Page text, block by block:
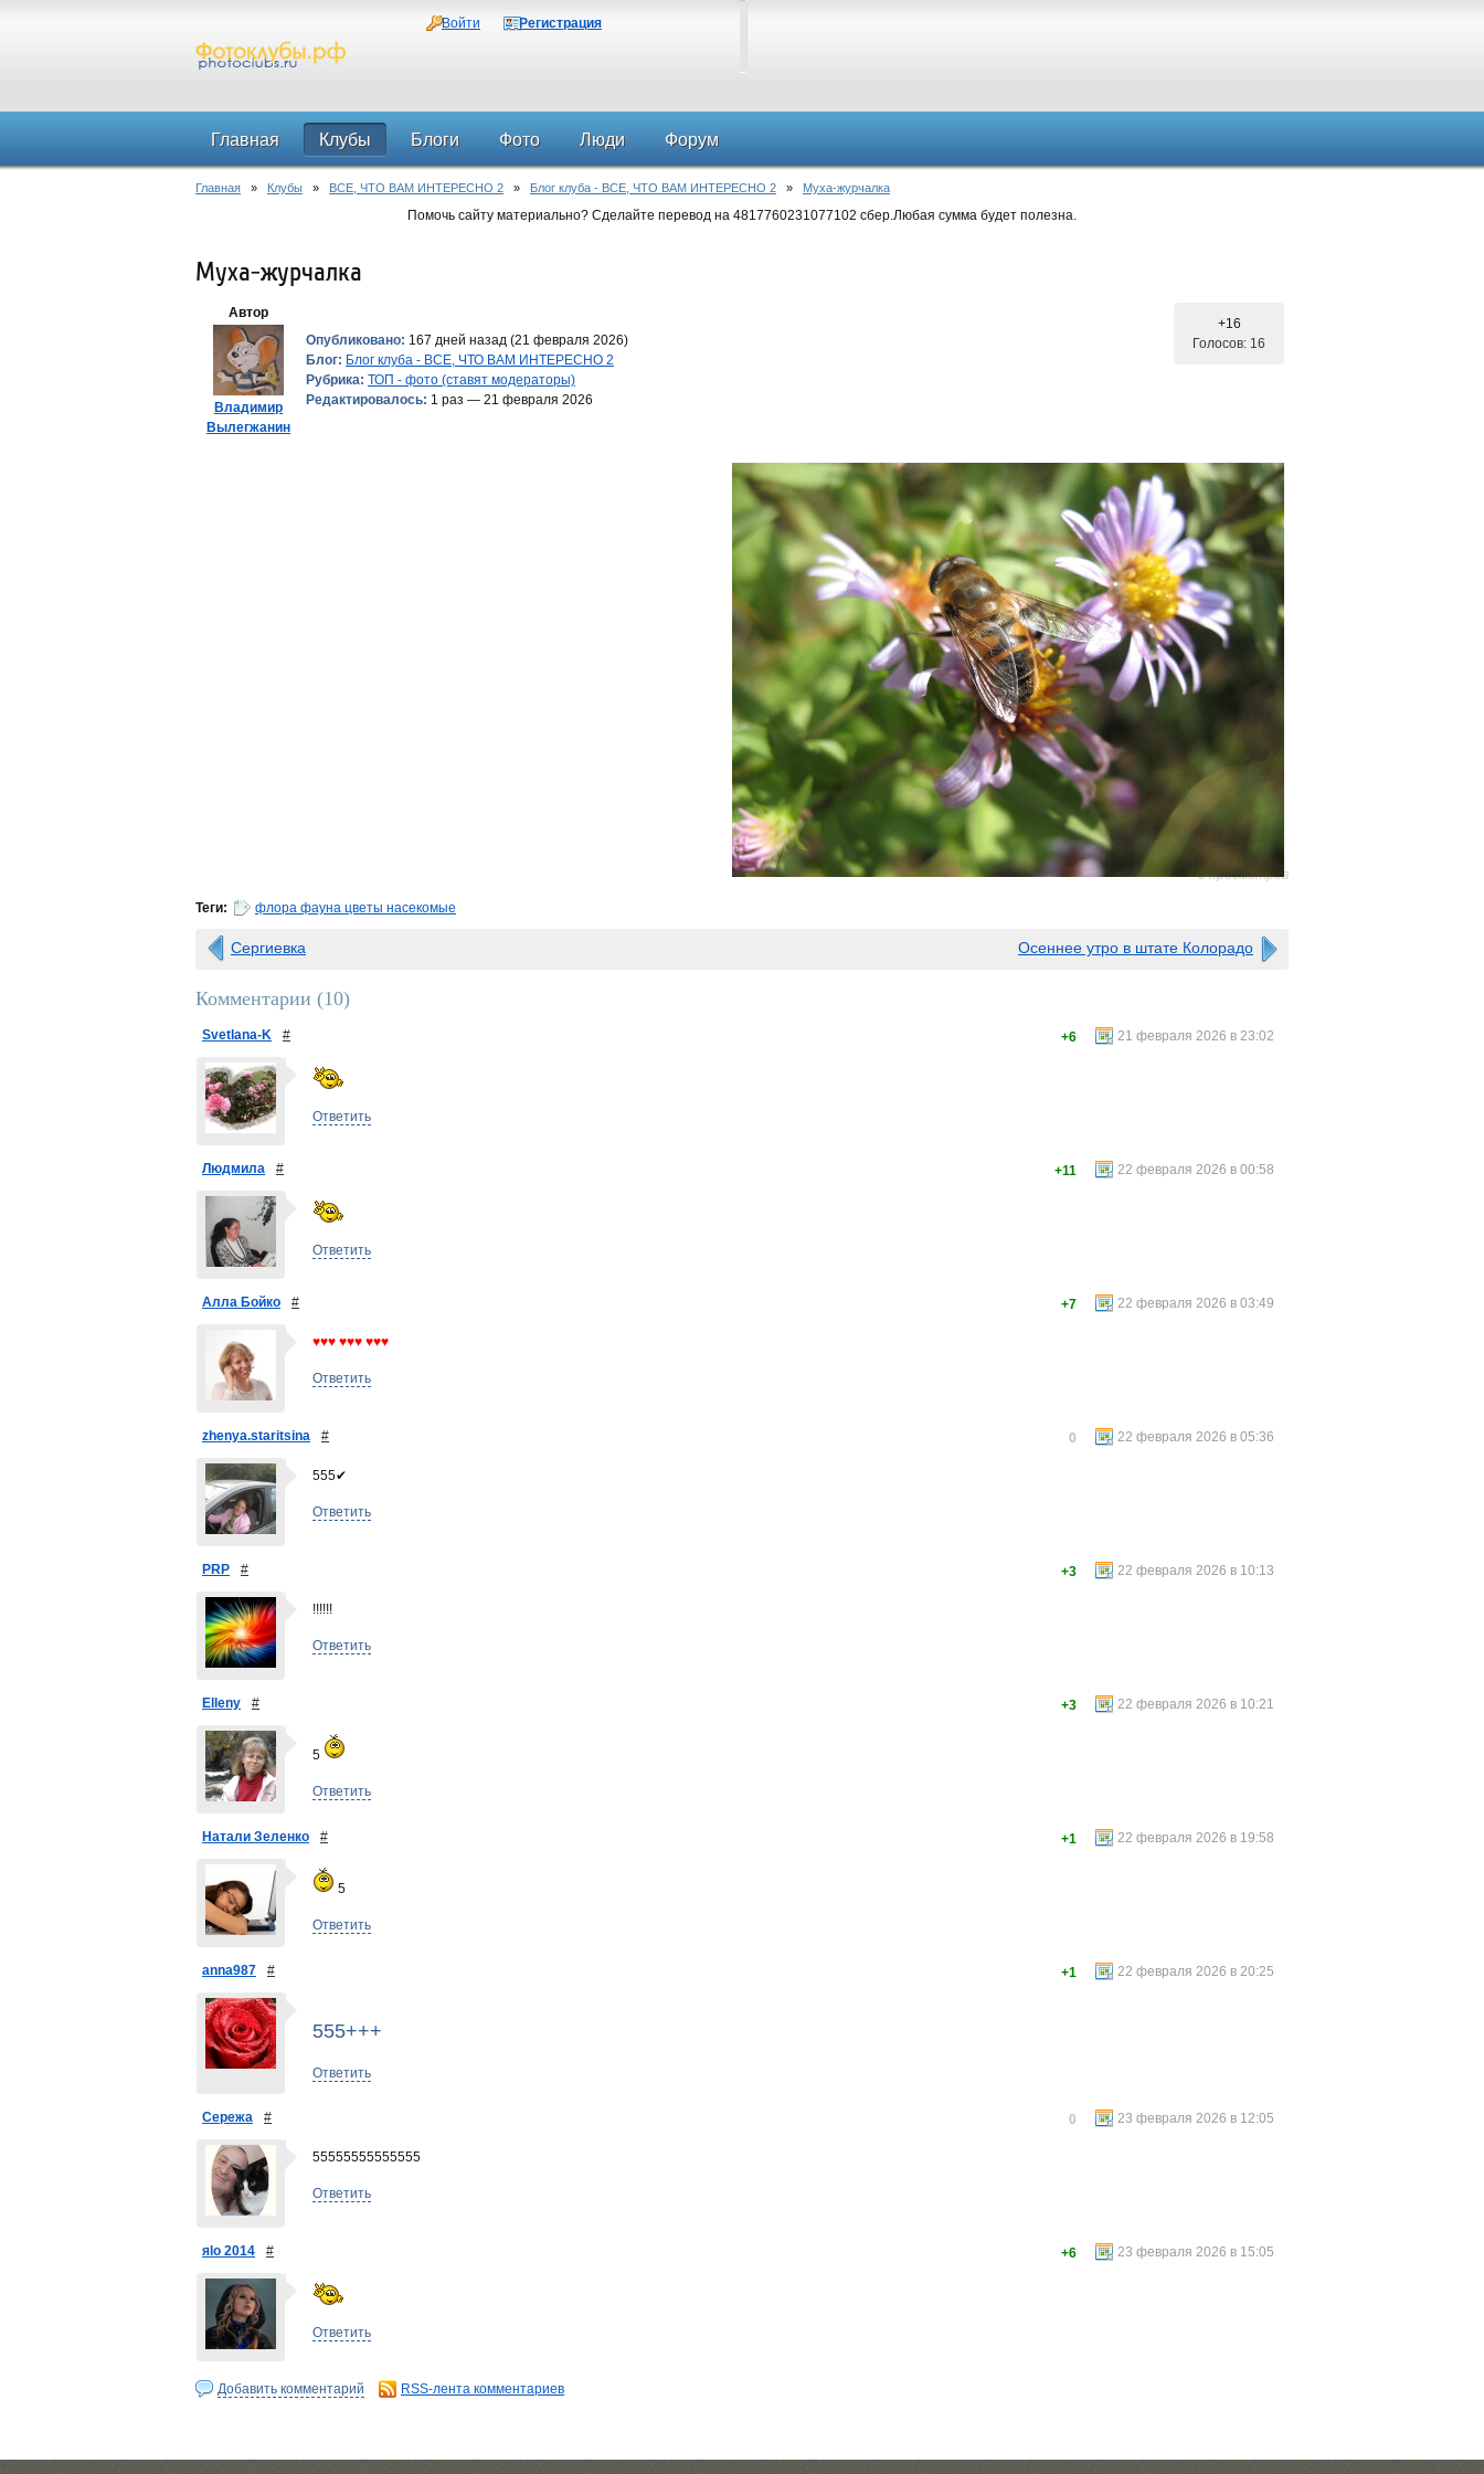
Войти Регистрация
Главная Клубы Блоги Фото Люди Форум
Главная » Клубы » ВСЕ, ЧТО ВАМ ИНТЕРЕСНО 2 » Блог клуба - ВСЕ, ЧТО ВАМ ИНТЕРЕСНО 2 » Муха-журчалка
Помочь сайту материально? Сделайте перевод на 4817760231077102 сбер.Любая сумма будет полезна.
Муха-журчалка
Автор
Владимир
Вылегжанин
Опубликовано: 167 дней назад (21 февраля 2026)
Блог: Блог клуба - ВСЕ, ЧТО ВАМ ИНТЕРЕСНО 2
Рубрика: ТОП - фото (ставят модераторы)
Редактировалось: 1 раз — 21 февраля 2026
+16
Голосов: 16
0 просмотров
Теги: флора фауна цветы насекомые
Сергиевка Осеннее утро в штате Колорадо
Комментарии (10)
Svetlana-K # 21 февраля 2026 в 23:02
+6
Ответить
Людмила # 22 февраля 2026 в 00:58
+11
Ответить
Алла Бойко # 22 февраля 2026 в 03:49
+7
♥♥♥ ♥♥♥ ♥♥♥
Ответить
zhenya.staritsina # 22 февраля 2026 в 05:36
0
555✔
Ответить
PRP # 22 февраля 2026 в 10:13
+3
!!!!!!
Ответить
Elleny # 22 февраля 2026 в 10:21
+3
5
Ответить
Натали Зеленко # 22 февраля 2026 в 19:58
+1
5
Ответить
anna987 # 22 февраля 2026 в 20:25
+1
555+++
Ответить
Сережа # 23 февраля 2026 в 12:05
0
55555555555555
Ответить
яlo 2014 # 23 февраля 2026 в 15:05
+6
Ответить
Добавить комментарий RSS-лента комментариев